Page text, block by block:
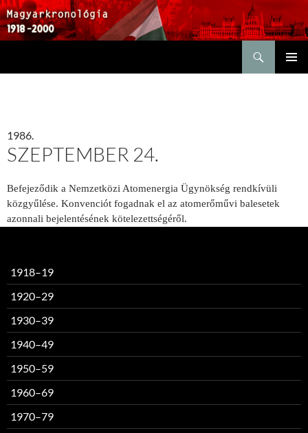
1986.
SZEPTEMBER 24.
Befejeződik a Nemzetközi Atomenergia Ügynökség rendkívüli
közgyűlése. Konvenciót fogadnak el az atomerőművi balesetek
azonnali bejelentésének kötelezettségéről.
1918–19
1920–29
1930–39
1940–49
1950–59
1960–69
1970–79